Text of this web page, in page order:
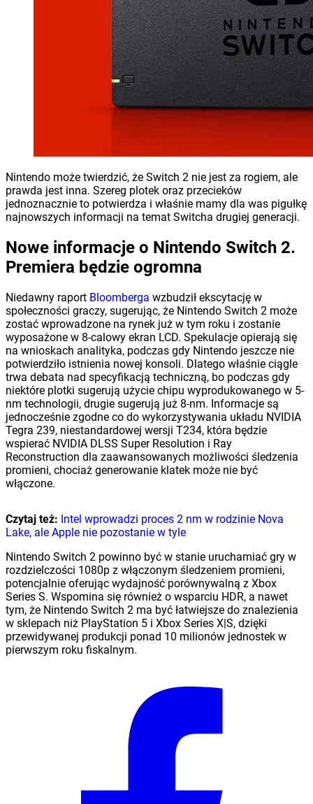
Nintendo może twierdzić, że Switch 2 nie jest za rogiem, ale
prawda jest inna. Szereg plotek oraz przecieków
jednoznacznie to potwierdza i właśnie mamy dla was pigułkę
najnowszych informacji na temat Switcha drugiej generacji.
Nowe informacje o Nintendo Switch 2.
Premiera będzie ogromna
Niedawny raport Bloomberga wzbudził ekscytację w
społeczności graczy, sugerując, że Nintendo Switch 2 może
zostać wprowadzone na rynek już w tym roku i zostanie
wyposażone w 8-calowy ekran LCD. Spekulacje opierają się
na wnioskach analityka, podczas gdy Nintendo jeszcze nie
potwierdziło istnienia nowej konsoli. Dlatego właśnie ciągle
trwa debata nad specyfikacją techniczną, bo podczas gdy
niektóre plotki sugerują użycie chipu wyprodukowanego w 5-
nm technologii, drugie sugerują już 8-nm. Informacje są
jednocześnie zgodne co do wykorzystywania układu NVIDIA
Tegra 239, niestandardowej wersji T234, która będzie
wspierać NVIDIA DLSS Super Resolution i Ray
Reconstruction dla zaawansowanych możliwości śledzenia
promieni, chociaż generowanie klatek może nie być
włączone.
Czytaj też: Intel wprowadzi proces 2 nm w rodzinie Nova
Lake, ale Apple nie pozostanie w tyle
Nintendo Switch 2 powinno być w stanie uruchamiać gry w
rozdzielczości 1080p z włączonym śledzeniem promieni,
potencjalnie oferując wydajność porównywalną z Xbox
Series S. Wspomina się również o wsparciu HDR, a nawet
tym, że Nintendo Switch 2 ma być łatwiejsze do znalezienia
w sklepach niż PlayStation 5 i Xbox Series X|S, dzięki
przewidywanej produkcji ponad 10 milionów jednostek w
pierwszym roku fiskalnym.